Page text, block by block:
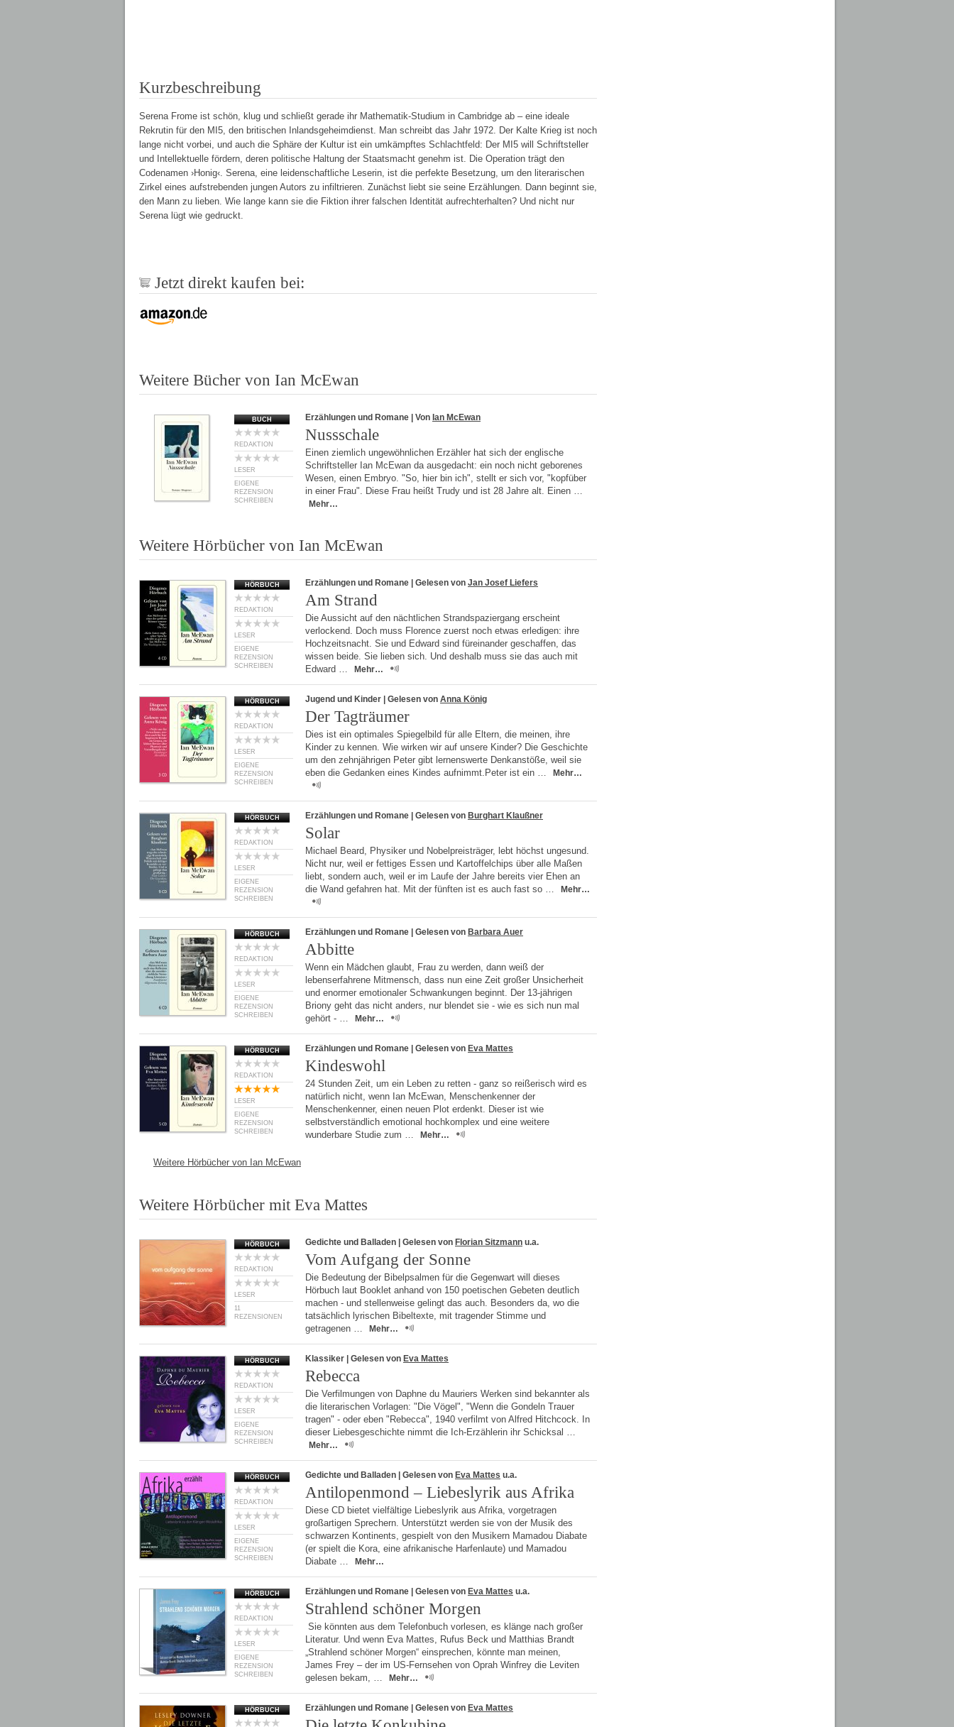
Kurzbeschreibung
Serena Frome ist schön, klug und schließt gerade ihr Mathematik-Studium in Cambridge ab – eine ideale
Rekrutin für den MI5, den britischen Inlandsgeheimdienst. Man schreibt das Jahr 1972. Der Kalte Krieg ist noch
lange nicht vorbei, und auch die Sphäre der Kultur ist ein umkämpftes Schlachtfeld: Der MI5 will Schriftsteller
und Intellektuelle fördern, deren politische Haltung der Staatsmacht genehm ist. Die Operation trägt den
Codenamen ›Honig‹. Serena, eine leidenschaftliche Leserin, ist die perfekte Besetzung, um den literarischen
Zirkel eines aufstrebenden jungen Autors zu infiltrieren. Zunächst liebt sie seine Erzählungen. Dann beginnt sie,
den Mann zu lieben. Wie lange kann sie die Fiktion ihrer falschen Identität aufrechterhalten? Und nicht nur
Serena lügt wie gedruckt.
Jetzt direkt kaufen bei:
Weitere Bücher von Ian McEwan
BUCH
REDAKTION
LESER
EIGENE
REZENSION
SCHREIBEN
Erzählungen und Romane | Von Ian McEwan
Nussschale
Einen ziemlich ungewöhnlichen Erzähler hat sich der englische
Schriftsteller Ian McEwan da ausgedacht: ein noch nicht geborenes
Wesen, einen Embryo. "So, hier bin ich", stellt er sich vor, "kopfüber
in einer Frau". Diese Frau heißt Trudy und ist 28 Jahre alt. Einen …
Mehr…
Weitere Hörbücher von Ian McEwan
HÖRBUCH
REDAKTION
LESER
EIGENE
REZENSION
SCHREIBEN
Erzählungen und Romane | Gelesen von Jan Josef Liefers
Am Strand
Die Aussicht auf den nächtlichen Strandspaziergang erscheint
verlockend. Doch muss Florence zuerst noch etwas erledigen: ihre
Hochzeitsnacht. Sie und Edward sind füreinander geschaffen, das
wissen beide. Sie lieben sich. Und deshalb muss sie das auch mit
Edward …
Mehr…
HÖRBUCH
REDAKTION
LESER
EIGENE
REZENSION
SCHREIBEN
Jugend und Kinder | Gelesen von Anna König
Der Tagträumer
Dies ist ein optimales Spiegelbild für alle Eltern, die meinen, ihre
Kinder zu kennen. Wie wirken wir auf unsere Kinder? Die Geschichte
um den zehnjährigen Peter gibt lernenswerte Denkanstöße, weil sie
eben die Gedanken eines Kindes aufnimmt.Peter ist ein …
Mehr…
HÖRBUCH
REDAKTION
LESER
EIGENE
REZENSION
SCHREIBEN
Erzählungen und Romane | Gelesen von Burghart Klaußner
Solar
Michael Beard, Physiker und Nobelpreisträger, lebt höchst ungesund.
Nicht nur, weil er fettiges Essen und Kartoffelchips über alle Maßen
liebt, sondern auch, weil er im Laufe der Jahre bereits vier Ehen an
die Wand gefahren hat. Mit der fünften ist es auch fast so …
Mehr…
HÖRBUCH
REDAKTION
LESER
EIGENE
REZENSION
SCHREIBEN
Erzählungen und Romane | Gelesen von Barbara Auer
Abbitte
Wenn ein Mädchen glaubt, Frau zu werden, dann weiß der
lebenserfahrene Mitmensch, dass nun eine Zeit großer Unsicherheit
und enormer emotionaler Schwankungen beginnt. Der 13-jährigen
Briony geht das nicht anders, nur blendet sie - wie es sich nun mal
gehört - …
Mehr…
HÖRBUCH
REDAKTION
LESER
EIGENE
REZENSION
SCHREIBEN
Erzählungen und Romane | Gelesen von Eva Mattes
Kindeswohl
24 Stunden Zeit, um ein Leben zu retten - ganz so reißerisch wird es
natürlich nicht, wenn Ian McEwan, Menschenkenner der
Menschenkenner, einen neuen Plot erdenkt. Dieser ist wie
selbstverständlich emotional hochkomplex und eine weitere
wunderbare Studie zum …
Mehr…
Weitere Hörbücher von Ian McEwan
Weitere Hörbücher mit Eva Mattes
HÖRBUCH
REDAKTION
LESER
11
REZENSIONEN
Gedichte und Balladen | Gelesen von Florian Sitzmann u.a.
Vom Aufgang der Sonne
Die Bedeutung der Bibelpsalmen für die Gegenwart will dieses
Hörbuch laut Booklet anhand von 150 poetischen Gebeten deutlich
machen - und stellenweise gelingt das auch. Besonders da, wo die
tatsächlich lyrischen Bibeltexte, mit tragender Stimme und
getragenen …
Mehr…
HÖRBUCH
REDAKTION
LESER
EIGENE
REZENSION
SCHREIBEN
Klassiker | Gelesen von Eva Mattes
Rebecca
Die Verfilmungen von Daphne du Mauriers Werken sind bekannter als
die literarischen Vorlagen: "Die Vögel", "Wenn die Gondeln Trauer
tragen" - oder eben "Rebecca", 1940 verfilmt von Alfred Hitchcock. In
dieser Liebesgeschichte nimmt die Ich-Erzählerin ihr Schicksal …
Mehr…
HÖRBUCH
REDAKTION
LESER
EIGENE
REZENSION
SCHREIBEN
Gedichte und Balladen | Gelesen von Eva Mattes u.a.
Antilopenmond – Liebeslyrik aus Afrika
Diese CD bietet vielfältige Liebeslyrik aus Afrika, vorgetragen
großartigen Sprechern. Unterstützt werden sie von der Musik des
schwarzen Kontinents, gespielt von den Musikern Mamadou Diabate
(er spielt die Kora, eine afrikanische Harfenlaute) und Mamadou
Diabate …
Mehr…
HÖRBUCH
REDAKTION
LESER
EIGENE
REZENSION
SCHREIBEN
Erzählungen und Romane | Gelesen von Eva Mattes u.a.
Strahlend schöner Morgen
Sie könnten aus dem Telefonbuch vorlesen, es klänge nach großer
Literatur. Und wenn Eva Mattes, Rufus Beck und Matthias Brandt
„Strahlend schöner Morgen“ einsprechen, könnte man meinen,
James Frey – der im US-Fernsehen von Oprah Winfrey die Leviten
gelesen bekam, …
Mehr…
HÖRBUCH Erzählungen und Romane | Gelesen von Eva Mattes